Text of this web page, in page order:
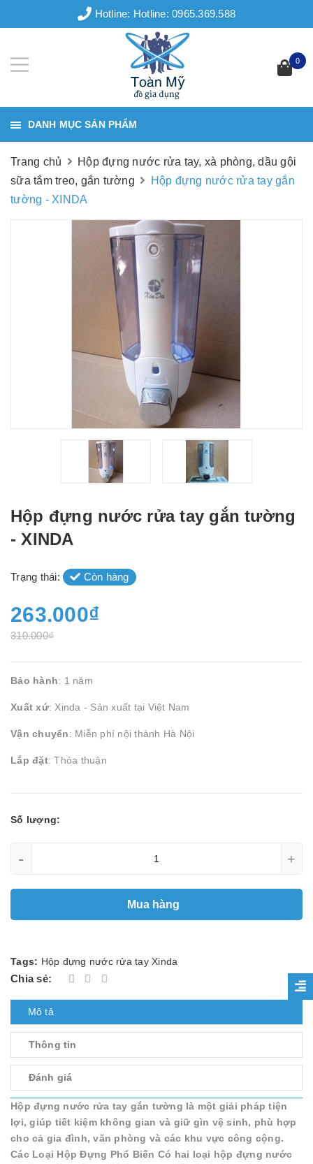
Hotline: Hotline: 0965.369.588
0
DANH MỤC SẢN PHẨM
Trang chủ
Hộp đựng nước rửa tay, xà phòng, dầu gội
sữa tắm treo, gắn tường
Hộp đựng nước rửa tay gắn
tường - XINDA
Hộp đựng nước rửa tay gắn tường
- XINDA
Trạng thái: Còn hàng
263.000₫
310.000₫
Bảo hành: 1 năm
Xuất xứ: Xinda - Sản xuất tại Việt Nam
Vận chuyển: Miễn phí nội thành Hà Nội
Lắp đặt: Thỏa thuận
Số lượng:
- +
Mua hàng
Tags: Hộp đựng nước rửa tay Xinda
Chia sẻ:
Mô tả
Thông tin
Đánh giá
Hộp đựng nước rửa tay gắn tường là một giải pháp tiện
lợi, giúp tiết kiệm không gian và giữ gìn vệ sinh, phù hợp
cho cả gia đình, văn phòng và các khu vực công cộng.
Các Loại Hộp Đựng Phổ Biến Có hai loại hộp đựng nước